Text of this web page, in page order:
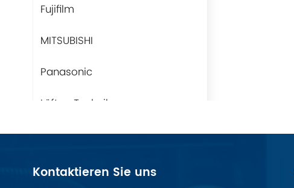
Fujifilm
MITSUBISHI
Panasonic
Lüfter-Technik
Rittal
BUSCHJOST
Kontaktieren Sie uns